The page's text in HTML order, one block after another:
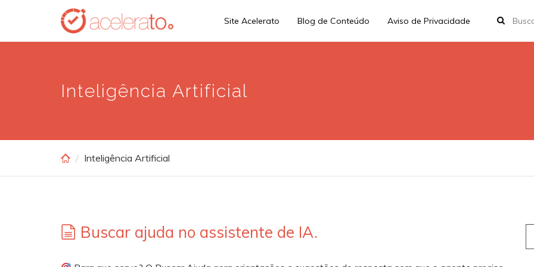
main
Site Acelerato Blog de Conteúdo Aviso de Privacidade
Inteligência Artificial
Inteligência Artificial
Buscar ajuda no assistente de IA.